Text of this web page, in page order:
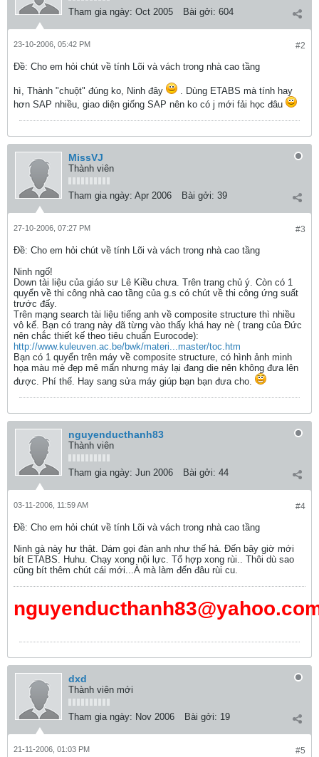
Tham gia ngày: Oct 2005 Bài gởi: 604
#2
23-10-2006, 05:42 PM
Ðề: Cho em hỏi chút về tính Lõi và vách trong nhà cao tầng
hì, Thành "chuột" đúng ko, Ninh đây
. Dùng ETABS mà tính hay
hơn SAP nhiều, giao diện giống SAP nên ko có j mới fải học đâu
MissVJ
Thành viên
Tham gia ngày: Apr 2006 Bài gởi: 39
#3
27-10-2006, 07:27 PM
Ðề: Cho em hỏi chút về tính Lõi và vách trong nhà cao tầng
Ninh ngố!
Down tài liệu của giáo sư Lê Kiều chưa. Trên trang chủ ý. Còn có 1
quyển về thi công nhà cao tầng của g.s có chút về thi công ứng suất
trước đấy.
Trên mạng search tài liệu tiếng anh về composite structure thì nhiều
vô kể. Bạn có trang này đã từng vào thấy khá hay nè ( trang của Đức
nên chắc thiết kế theo tiêu chuẩn Eurocode):
http://www.kuleuven.ac.be/bwk/materi...master/toc.htm
Bạn có 1 quyển trên máy về composite structure, có hình ảnh minh
họa màu mè đẹp mê mẩn nhưng máy lại đang die nên không đưa lên
được. Phí thế. Hay sang sửa máy giúp bạn bạn đưa cho.
nguyenducthanh83
Thành viên
Tham gia ngày: Jun 2006 Bài gởi: 44
#4
03-11-2006, 11:59 AM
Ðề: Cho em hỏi chút về tính Lõi và vách trong nhà cao tầng
Ninh gà này hư thật. Dám gọi đàn anh như thế hả. Đến bây giờ mới
bít ETABS. Huhu. Chạy xong nội lực. Tổ hợp xong rùi.. Thôi dù sao
cũng bít thêm chút cái mới...À mà làm đến đâu rùi cu.
dxd
Thành viên mới
Tham gia ngày: Nov 2006 Bài gởi: 19
#5
21-11-2006, 01:03 PM